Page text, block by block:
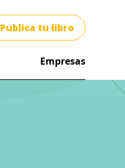
Publica tu libro
Empresas